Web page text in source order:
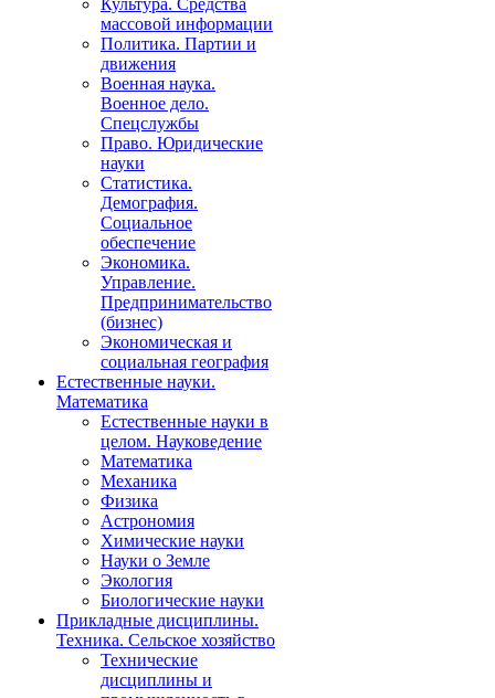
Культура. Средства
массовой информации
Политика. Партии и
движения
Военная наука.
Военное дело.
Спецслужбы
Право. Юридические
науки
Статистика.
Демография.
Социальное
обеспечение
Экономика.
Управление.
Предпринимательство
(бизнес)
Экономическая и
социальная география
Естественные науки.
Математика
Естественные науки в
целом. Науковедение
Математика
Механика
Физика
Астрономия
Химические науки
Науки о Земле
Экология
Биологические науки
Прикладные дисциплины.
Техника. Сельское хозяйство
Технические
дисциплины и